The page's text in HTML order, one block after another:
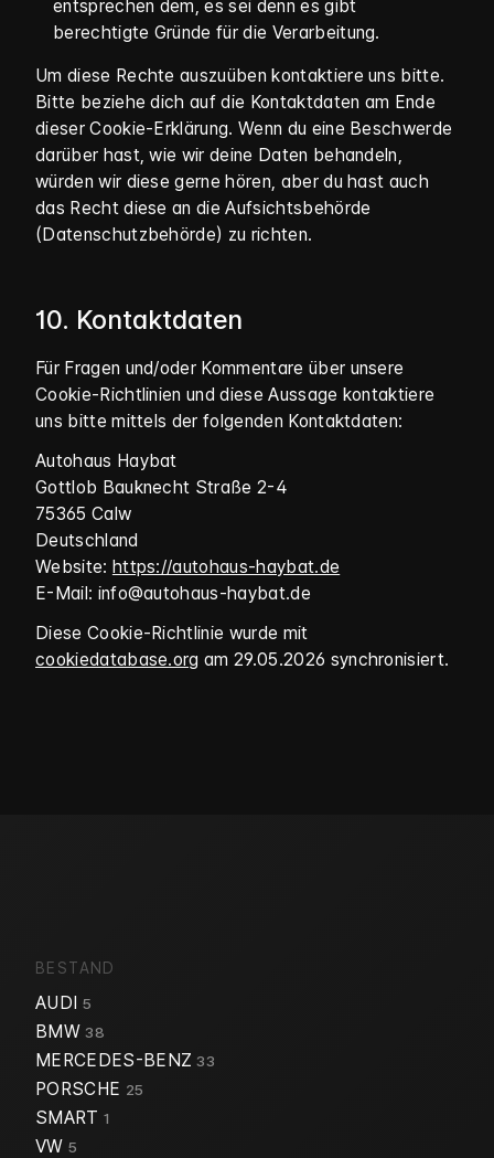
entsprechen dem, es sei denn es gibt
berechtigte Gründe für die Verarbeitung.
Um diese Rechte auszuüben kontaktiere uns bitte.
Bitte beziehe dich auf die Kontaktdaten am Ende
dieser Cookie-Erklärung. Wenn du eine Beschwerde
darüber hast, wie wir deine Daten behandeln,
würden wir diese gerne hören, aber du hast auch
das Recht diese an die Aufsichtsbehörde
(Datenschutzbehörde) zu richten.
10. Kontaktdaten
Für Fragen und/oder Kommentare über unsere
Cookie-Richtlinien und diese Aussage kontaktiere
uns bitte mittels der folgenden Kontaktdaten:
Autohaus Haybat
Gottlob Bauknecht Straße 2-4
75365 Calw
Deutschland
Website: https://autohaus-haybat.de
E-Mail: info@autohaus-haybat.de
Diese Cookie-Richtlinie wurde mit
cookiedatabase.org am 29.05.2026 synchronisiert.
BESTAND
AUDI 5
BMW38
MERCEDES-BENZ33
PORSCHE 25
SMART 1
VW 5